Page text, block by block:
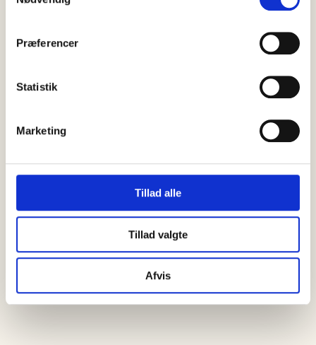
Præferencer
Statistik
Marketing
Tillad alle
Tillad valgte
Afvis